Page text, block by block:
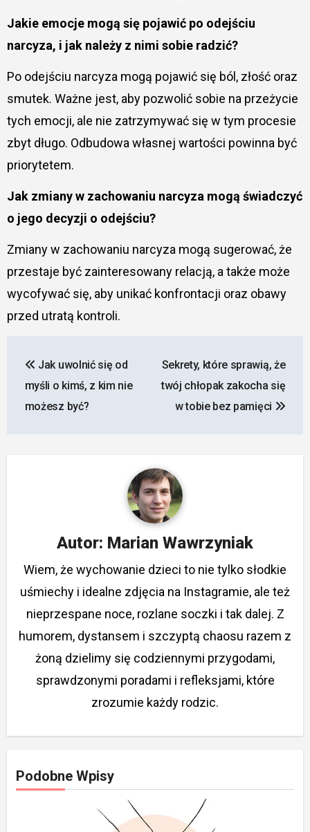
Jakie emocje mogą się pojawić po odejściu
narcyza, i jak należy z nimi sobie radzić?
Po odejściu narcyza mogą pojawić się ból, złość oraz
smutek. Ważne jest, aby pozwolić sobie na przeżycie
tych emocji, ale nie zatrzymywać się w tym procesie
zbyt długo. Odbudowa własnej wartości powinna być
priorytetem.
Jak zmiany w zachowaniu narcyza mogą świadczyć
o jego decyzji o odejściu?
Zmiany w zachowaniu narcyza mogą sugerować, że
przestaje być zainteresowany relacją, a także może
wycofywać się, aby unikać konfrontacji oraz obawy
przed utratą kontroli.
wpisu
Jak uwolnić się od
myśli o kimś, z kim nie
możesz być?
Sekrety, które sprawią, że
twój chłopak zakocha się
w tobie bez pamięci
Autor: Marian Wawrzyniak
Wiem, że wychowanie dzieci to nie tylko słodkie
uśmiechy i idealne zdjęcia na Instagramie, ale też
nieprzespane noce, rozlane soczki i tak dalej. Z
humorem, dystansem i szczyptą chaosu razem z
żoną dzielimy się codziennymi przygodami,
sprawdzonymi poradami i refleksjami, które
zrozumie każdy rodzic.
Podobne Wpisy